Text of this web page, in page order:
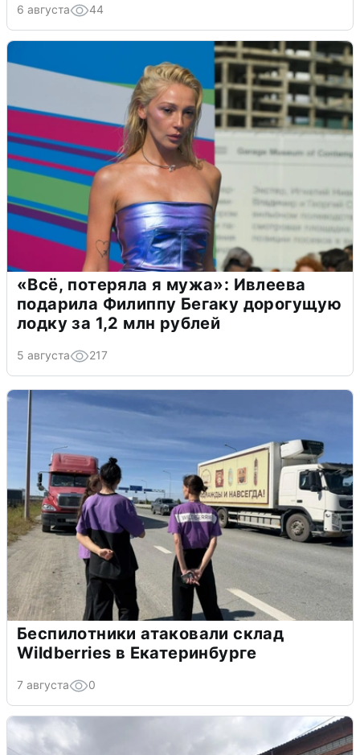
6 августа 44
«Всё, потеряла я мужа»: Ивлеева
подарила Филиппу Бегаку дорогущую
лодку за 1,2 млн рублей
5 августа 217
Беспилотники атаковали склад
Wildberries в Екатеринбурге
7 августа 0